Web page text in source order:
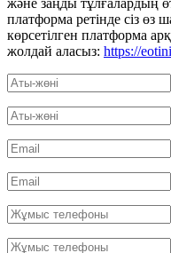
платформа ретінде сіз өз
көрсетілген платформа
жолдай аласыз: https://